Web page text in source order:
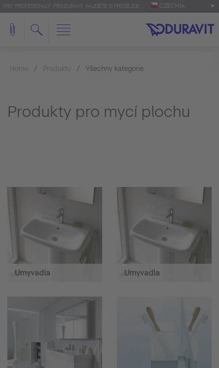
PRO 'PROFESIONÁLY': PRO.DURAVIT NAJDĚTE SI PRODEJCE CZECHIA
Home Produkty Všechny kategorie
Produkty pro mycí plochu
Umyvadla Umyvadla